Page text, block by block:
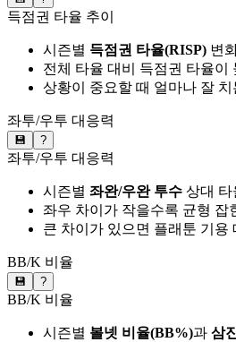
득점권 타율 추이
시즌별 득점권 타율(RISP) 변
전체 타율 대비 득점권 타율이
상황이 중요할 때 얼마나 잘
좌투/우투 대응력
💾 ?
좌투/우투 대응력
시즌별 좌완/우완 투수 상대 타
좌우 차이가 작을수록 균형 잡
큰 차이가 있으면 플래툰 기용
BB/K 비율
💾 ?
BB/K 비율
시즌별 볼넷 비율(BB%)과 삼